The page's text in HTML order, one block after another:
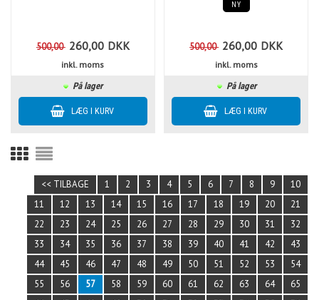
500,00 260,00 DKK
inkl. moms
På lager
NY
500,00 260,00 DKK
inkl. moms
På lager
<< TILBAGE 1 2 3 4 5 6 7 8 9
10
11
12 13 14 15 16 17 18 19 20
21
22
23 24 25 26 27 28 29 30 31
32
33
34 35 36 37 38 39 40 41 42
43
44
45 46 47 48 49 50 51 52 53
54
55
56 57 58 59 60 61 62 63 64
65